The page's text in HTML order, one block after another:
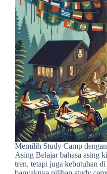
Memilih Study Camp
Asing Belajar bahasa asing
tren, tetapi juga kebutuhan